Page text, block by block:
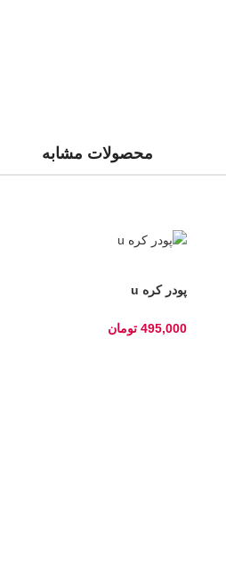
محصولات مشابه
پودر کره u
495,000 تومان